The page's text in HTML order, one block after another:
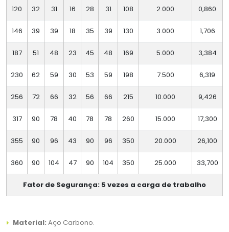
120 32 31 16 28 31 108 2.000 0,860
146 39 39 18 35 39 130 3.000 1,706
187 51 48 23 45 48 169 5.000 3,384
230 62 59 30 53 59 198 7.500 6,319
256 72 66 32 56 66 215 10.000 9,426
317 90 78 40 78 78 260 15.000 17,300
355 90 96 43 90 96 350 20.000 26,100
360 90 104 47 90 104 350 25.000 33,700
Fator de Segurança: 5 vezes a carga de trabalho
Material: Aço Carbono.